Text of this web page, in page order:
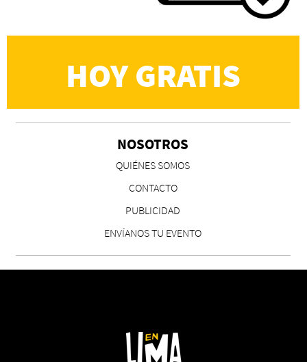
HOY GRATIS
NOSOTROS
QUIÉNES SOMOS
CONTACTO
PUBLICIDAD
ENVÍANOS TU EVENTO